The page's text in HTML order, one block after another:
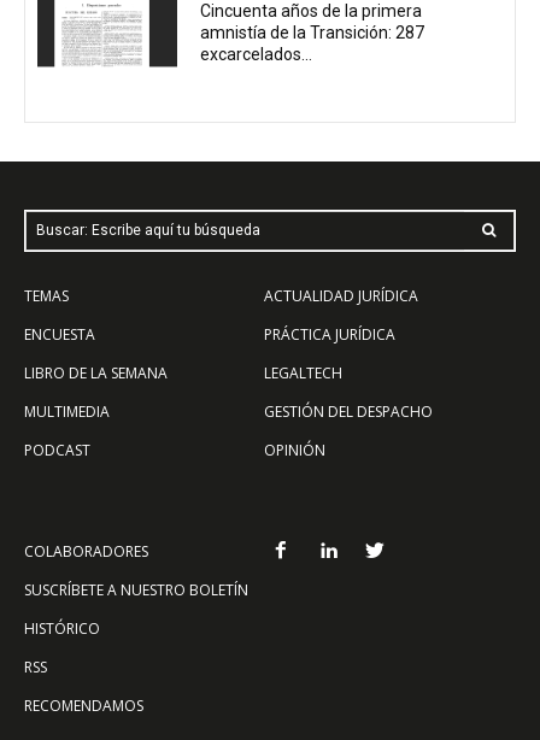
Cincuenta años de la primera
amnistía de la Transición: 287
excarcelados...
Buscar: Escribe aquí tu búsqueda
TEMAS
ENCUESTA
LIBRO DE LA SEMANA
MULTIMEDIA
PODCAST
ACTUALIDAD JURÍDICA
PRÁCTICA JURÍDICA
LEGALTECH
GESTIÓN DEL DESPACHO
OPINIÓN
COLABORADORES
SUSCRÍBETE A NUESTRO BOLETÍN
HISTÓRICO
RSS
RECOMENDAMOS